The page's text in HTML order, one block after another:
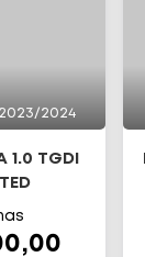
2023/2024
1.0 TGDI